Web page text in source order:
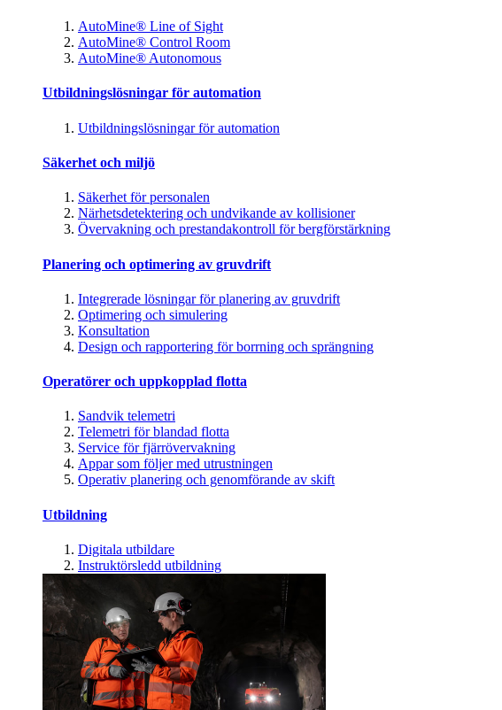
AutoMine® Line of Sight
AutoMine® Control Room
AutoMine® Autonomous
Utbildningslösningar för automation
Utbildningslösningar för automation
Säkerhet och miljö
Säkerhet för personalen
Närhetsdetektering och undvikande av kollisioner
Övervakning och prestandakontroll för bergförstärkning
Planering och optimering av gruvdrift
Integrerade lösningar för planering av gruvdrift
Optimering och simulering
Konsultation
Design och rapportering för borrning och sprängning
Operatörer och uppkopplad flotta
Sandvik telemetri
Telemetri för blandad flotta
Service för fjärrövervakning
Appar som följer med utrustningen
Operativ planering och genomförande av skift
Utbildning
Digitala utbildare
Instruktörsledd utbildning